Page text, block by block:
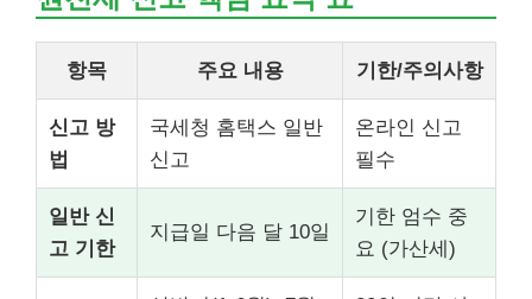
항목 주요 내용 기한/주의사항
신고 방
법
국세청 홈택스 일반
신고
온라인 신고
필수
일반 신
고 기한
지급일 다음 달 10일
기한 엄수 중
요 (가산세)